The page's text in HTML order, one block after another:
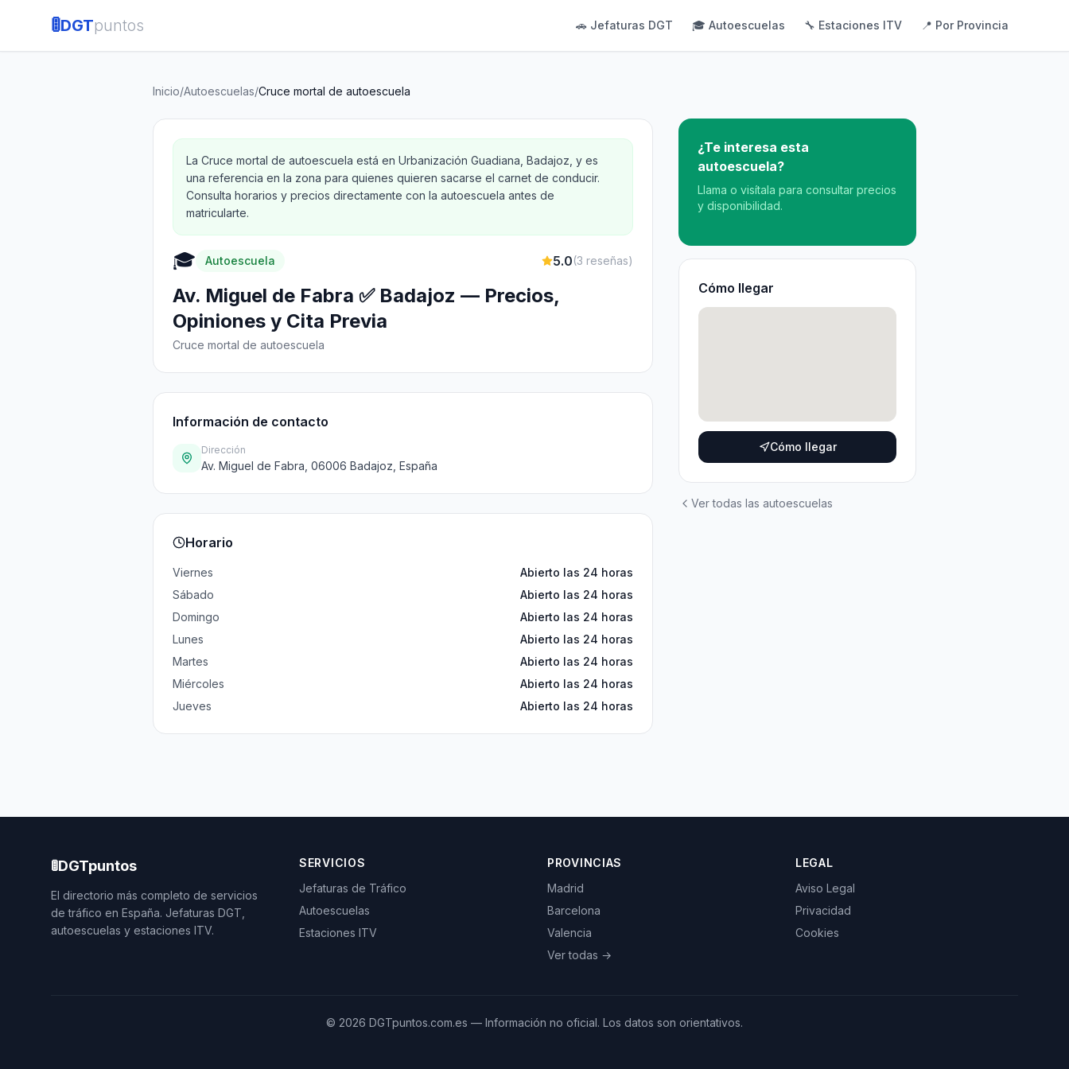
🚦DGTpuntos 🚗 Jefaturas DGT 🎓 Autoescuelas 🔧 Estaciones ITV 📍 Por Provincia
Inicio/Autoescuelas/Cruce mortal de autoescuela
La Cruce mortal de autoescuela está en Urbanización Guadiana, Badajoz, y es
una referencia en la zona para quienes quieren sacarse el carnet de conducir.
Consulta horarios y precios directamente con la autoescuela antes de
matricularte.
🎓 Autoescuela 5.0(3 reseñas)
Av. Miguel de Fabra ✅ Badajoz — Precios,
Opiniones y Cita Previa
Cruce mortal de autoescuela
Información de contacto
Dirección
Av. Miguel de Fabra, 06006 Badajoz, España
Horario
Viernes
Abierto las 24 horas
Sábado
Abierto las 24 horas
Domingo
Abierto las 24 horas
Lunes
Abierto las 24 horas
Martes
Abierto las 24 horas
Miércoles
Abierto las 24 horas
Jueves
Abierto las 24 horas
¿Te interesa esta
autoescuela?
Llama o visítala para consultar precios
y disponibilidad.
Cómo llegar
Cómo llegar
Ver todas las autoescuelas
🚦DGTpuntos
El directorio más completo de servicios
de tráfico en España. Jefaturas DGT,
autoescuelas y estaciones ITV.
SERVICIOS
Jefaturas de Tráfico
Autoescuelas
Estaciones ITV
PROVINCIAS
Madrid
Barcelona
Valencia
Ver todas →
LEGAL
Aviso Legal
Privacidad
Cookies
© 2026 DGTpuntos.com.es — Información no oficial. Los datos son orientativos.